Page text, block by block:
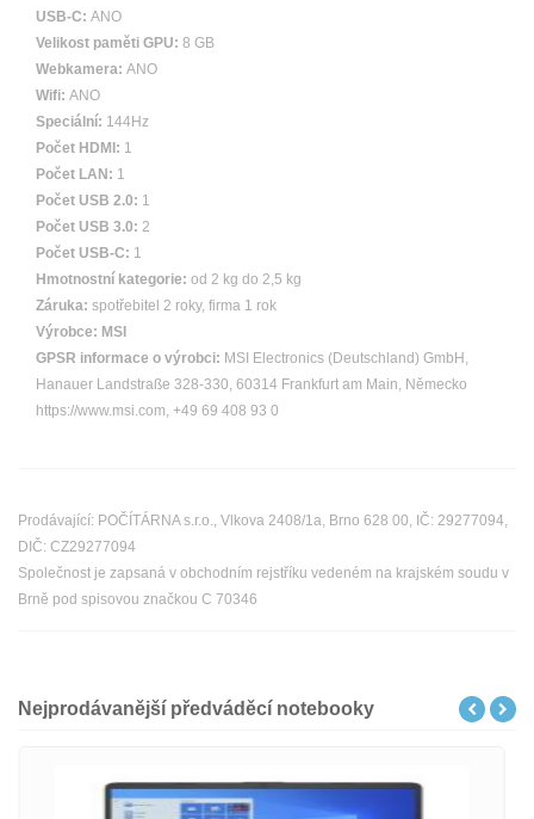
USB-C: ANO
Velikost paměti GPU: 8 GB
Webkamera: ANO
Wifi: ANO
Speciální: 144Hz
Počet HDMI: 1
Počet LAN: 1
Počet USB 2.0: 1
Počet USB 3.0: 2
Počet USB-C: 1
Hmotnostní kategorie: od 2 kg do 2,5 kg
Záruka: spotřebitel 2 roky, firma 1 rok
Výrobce: MSI
GPSR informace o výrobci: MSI Electronics (Deutschland) GmbH,
Hanauer Landstraße 328-330, 60314 Frankfurt am Main, Německo
https://www.msi.com, +49 69 408 93 0
Prodávající: POČÍTÁRNA s.r.o., Vlkova 2408/1a, Brno 628 00, IČ: 29277094,
DIČ: CZ29277094
Společnost je zapsaná v obchodním rejstříku vedeném na krajském soudu v
Brně pod spisovou značkou C 70346
Nejprodávanější předváděcí notebooky